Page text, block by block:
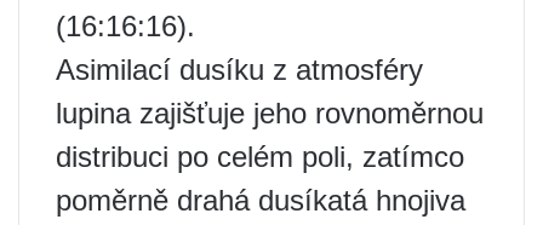
(16:16:16).
Asimilací dusíku z atmosféry
lupina zajišťuje jeho rovnoměrnou
distribuci po celém poli, zatímco
poměrně drahá dusíkatá hnojiva